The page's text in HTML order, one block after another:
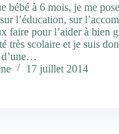
bébé à 6 mois, je me
l’éducation, sur
faire pour l’aider à bien
très scolaire et je suis
d’une…
17 juillet 2014